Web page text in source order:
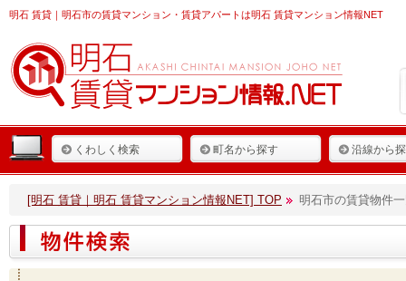
明石 賃貸 ｜明石市の賃貸マンション・賃貸アパートは明石 賃貸マンション情報NET
くわしく検索 町名から探す 沿線から
[明石 賃貸｜明石 賃貸マンション情報NET] TOP 明石市の賃貸物件